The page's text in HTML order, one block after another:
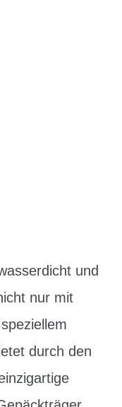
und
nur mit
durch den